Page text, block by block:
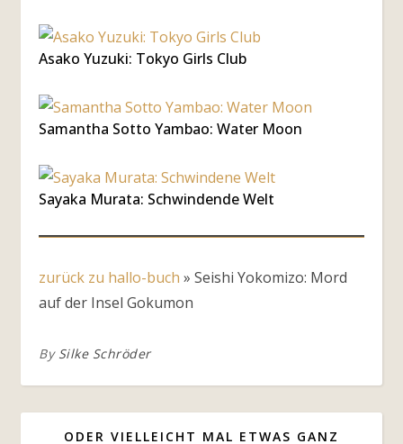
Asako Yuzuki: Tokyo Girls Club
Samantha Sotto Yambao: Water Moon
Sayaka Murata: Schwindende Welt
zurück zu hallo-buch » Seishi Yokomizo: Mord
auf der Insel Gokumon
By Silke Schröder
ODER VIELLEICHT MAL ETWAS GANZ